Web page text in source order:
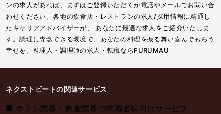
ンの求人があれば、まずはご登録いただくか電話やメールでお問い合
わせください。各地の飲食店・レストランの求人/採用情報に精通し
たキャリアアドバイザーが、 あなたに最適な求人をご紹介いたしま
す。調理に専念できる環境で、あなたの料理を振る舞い喜んでもらう
幸せを。料理人・調理師の求人・転職ならFURUMAU
ネクストビートの関連サービス
■ ホテル業界・飲食業界の求職者様向けサービス